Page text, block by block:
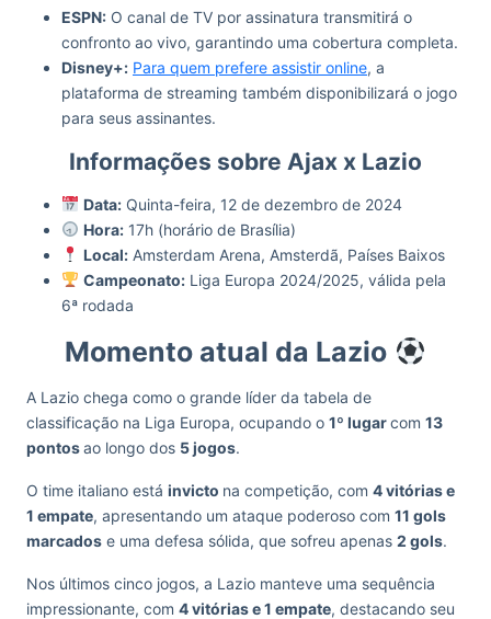
ESPN: O canal de TV por assinatura transmitirá o
confronto ao vivo, garantindo uma cobertura completa.
Disney+: Para quem prefere assistir online, a
plataforma de streaming também disponibilizará o jogo
para seus assinantes.
Informações sobre Ajax x Lazio
Data:Quinta-feira, 12 de dezembro de 2024
Hora:17h (horário de Brasília)
Local:Amsterdam Arena, Amsterdã, Países Baixos
Campeonato:Liga Europa 2024/2025, válida pela
6ª rodada
Momento atual da Lazio
A Lazio chega como o grande líder da tabela de
classificação na Liga Europa, ocupando o 1º lugarcom 13
pontosao longo dos 5 jogos.
O time italiano está invicto na competição, com 4 vitórias e
1 empate, apresentando um ataque poderoso com 11 gols
marcados e uma defesa sólida, que sofreu apenas 2 gols.
Nos últimos cinco jogos, a Lazio manteve uma sequência
impressionante, com 4 vitórias e 1 empate, destacando seu